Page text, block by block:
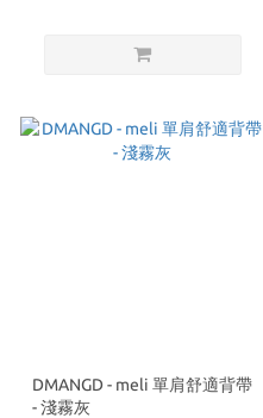
DMANGD - meli 單肩舒適背帶
- 淺霧灰